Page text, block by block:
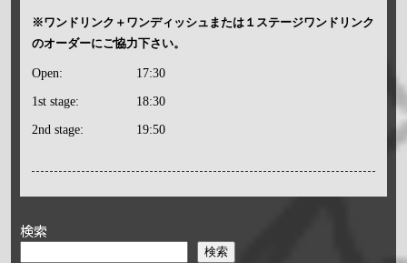
※ワンドリンク＋ワンディッシュまたは１ステージワンドリンク
のオーダーにご協力下さい。
Open: 17:30
1st stage: 18:30
2nd stage: 19:50
検索
検索